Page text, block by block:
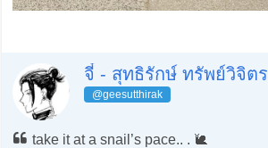
จี๋ - สุทธิรักษ์ ทรัพย์วิจิตร
@geesutthirak
take it at a snail’s pace.. . 🐌